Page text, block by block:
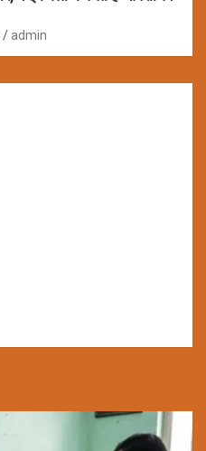
admin